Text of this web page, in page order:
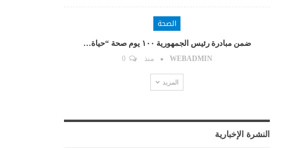
الصحة
ضمن مبادرة رئيس الجمهورية ١٠٠ يوم صحة “حياة…
WEBADMIN منذ 0
المزيد
النشرة الإخبارية